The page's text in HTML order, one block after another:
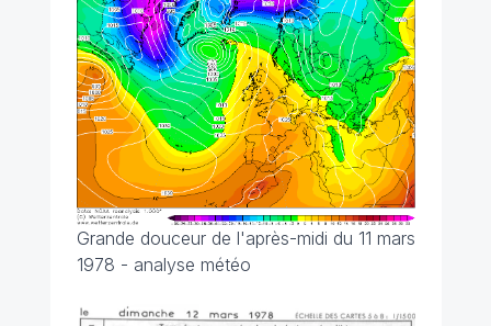
Grande douceur de l'après-midi du 11 mars
1978 - analyse météo